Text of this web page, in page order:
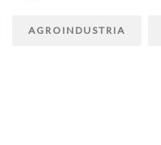
AGROINDUSTRIA